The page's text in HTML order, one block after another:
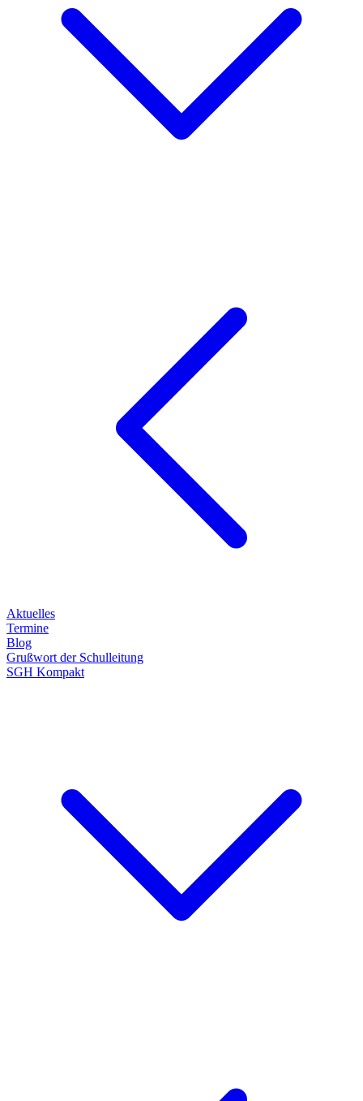
Aktuelles
Termine
Blog
Grußwort der Schulleitung
SGH Kompakt